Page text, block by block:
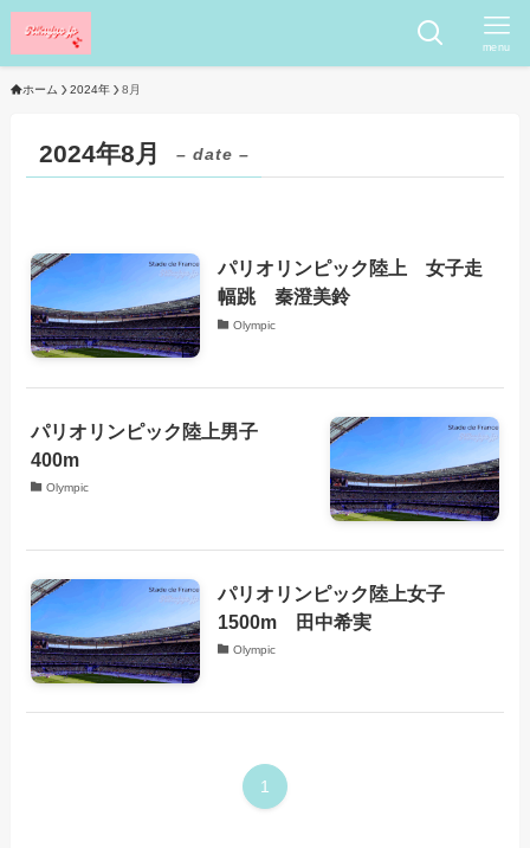
menu
ホーム 2024年 8月
2024年8月 – date –
パリオリンピック陸上 女子走
幅跳 秦澄美鈴
Olympic
パリオリンピック陸上男子
400m
Olympic
パリオリンピック陸上女子
1500m 田中希実
Olympic
1